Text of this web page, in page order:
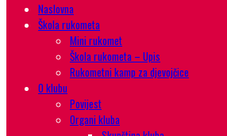
Naslovna
Škola rukometa
Mini rukomet
Škola rukometa – Upis
Rukometni kamp za djevojčice
O klubu
Povijest
Organi kluba